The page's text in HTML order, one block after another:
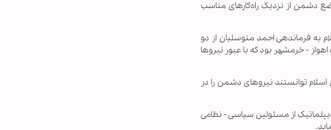
دشمن از نزدیک راه‌‌کارهای مناسب
اسلام به فرماندهی احمد متوسلیان از دو
- خرمشهر بود که با عبور نیروها
توانستند نیروهای دشمن را در
هیات عالی‌رتبه دیپلماتیک از مسئولین سیاسی - نظامی